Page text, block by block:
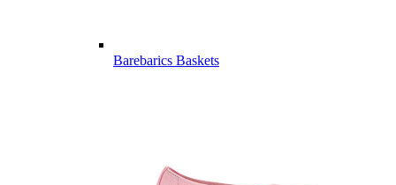
Barebarics Baskets